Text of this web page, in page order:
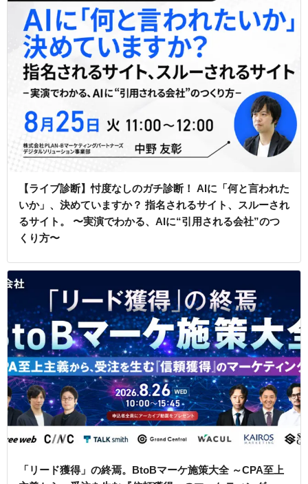
【ライブ診断】忖度なしのガチ診断！ AIに「何と言われた
いか」、決めていますか？ 指名されるサイト、スルーされ
るサイト。 〜実演でわかる、AIに“引用される会社”のつ
くり方〜
「リード獲得」の終焉。BtoBマーケ施策大全 ～CPA至上